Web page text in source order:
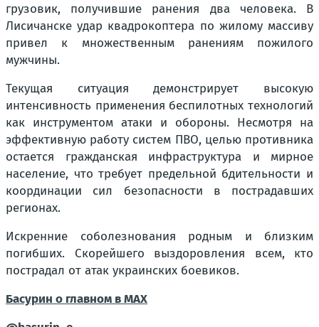
грузовик, получившие ранения два человека. В
Лисичанске удар квадрокоптера по жилому массиву
привел к множественным ранениям пожилого
мужчины.
Текущая ситуация демонстрирует высокую
интенсивность применения беспилотных технологий
как инструментом атаки и обороны. Несмотря на
эффективную работу систем ПВО, целью противника
остается гражданская инфраструктура и мирное
население, что требует предельной бдительности и
координации сил безопасности в пострадавших
регионах.
Искренние соболезнования родным и близким
погибших. Скорейшего выздоровления всем, кто
пострадал от атак украинских боевиков.
Басурин о главном вМАX